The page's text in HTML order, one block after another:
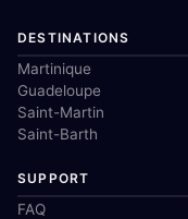
DESTINATIONS
Martinique
Guadeloupe
Saint-Martin
Saint-Barth
SUPPORT
FAQ